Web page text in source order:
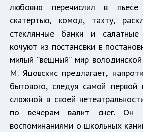
любовно перечислил в
скатертью, комод, тахту,
стеклянные банки и
кочуют из постановки в
милый “вещный” мир
М. Яцовскис предлагает,
бытового, следуя самой первой
сложной в своей
по вечерам валит снег. Он
воспоминаниями о школьных